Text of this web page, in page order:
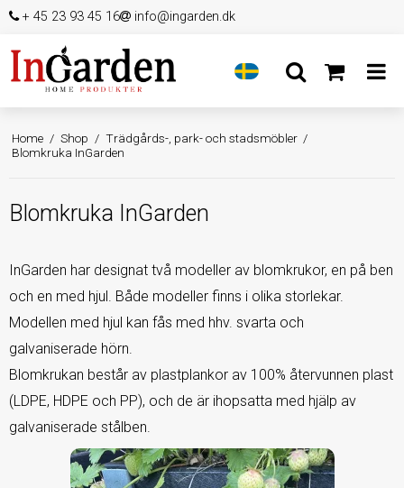
+ 45 23 93 45 16 info@ingarden.dk
Home / Shop / Trädgårds-, park- och stadsmöbler /
Blomkruka InGarden
Blomkruka InGarden
InGarden har designat två modeller av blomkrukor, en på ben
och en med hjul. Både modeller finns i olika storlekar.
Modellen med hjul kan fås med hhv. svarta och
galvaniserade hörn.
Blomkrukan består av plastplankor av 100% återvunnen plast
(LDPE, HDPE och PP), och de är ihopsatta med hjälp av
galvaniserade stålben.